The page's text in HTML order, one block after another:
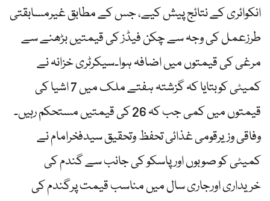
انکوائری کے نتائج پیش کیے، جس کے مطابق غیرمسابقتی
طرزعمل کی وجہ سے چکن فیڈز کی قیمتیں بڑھنے سے
مرغی کی قیمتوں میں اضافہ ہوا۔سیکرٹری خزانہ نے
کمیٹی کوبتایا کہ گزشتہ ہفتے ملک میں 7 اشیا کی
قیمتوں میں کمی جب کہ 26 کی قیمتیں مستحکم رہیں۔
وفاقی وزیرقومی غذائی تحفظ وتحقیق سیدفخرامام نے
کمیٹی کو صوبوں اورپاسکو کی جانب سے گندم کی
خریداری اورجاری سال میں مناسب قیمت پرگندم کی